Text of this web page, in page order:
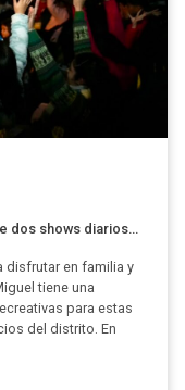
dos shows diarios...
disfrutar en familia y
tiene una
para estas
del distrito. En